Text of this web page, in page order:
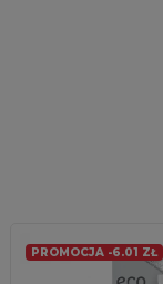
PROMOCJA -6.01 ZŁ